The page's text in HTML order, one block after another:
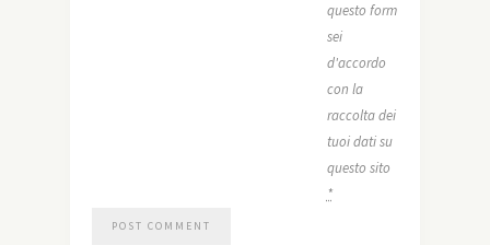
questo form
sei
d'accordo
con la
raccolta dei
tuoi dati su
questo sito
*